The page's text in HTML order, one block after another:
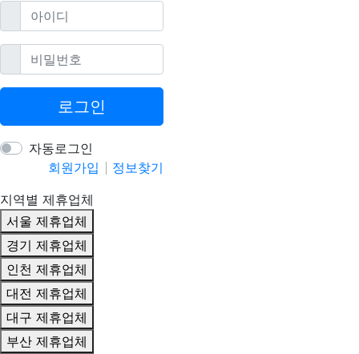
아이디필수
비밀번호필수
로그인
자동로그인
회원가입
정보찾기
지역별 제휴업체
서울 제휴업체
경기 제휴업체
인천 제휴업체
대전 제휴업체
대구 제휴업체
부산 제휴업체